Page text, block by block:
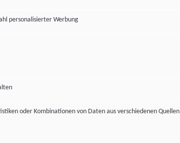
personalisierter Werbung
oder Kombinationen von Daten aus verschiedenen Quellen